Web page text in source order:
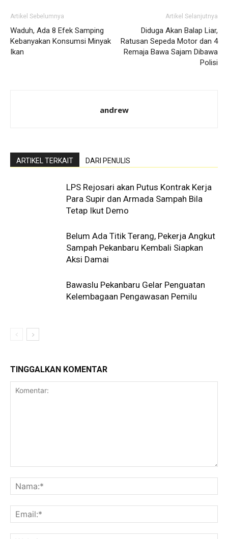
Artikel Sebelumnya
Waduh, Ada 8 Efek Samping
Kebanyakan Konsumsi Minyak
Ikan
Artikel Selanjutnya
Diduga Akan Balap Liar,
Ratusan Sepeda Motor dan 4
Remaja Bawa Sajam Dibawa
Polisi
andrew
ARTIKEL TERKAIT DARI PENULIS
LPS Rejosari akan Putus Kontrak Kerja
Para Supir dan Armada Sampah Bila
Tetap Ikut Demo
Belum Ada Titik Terang, Pekerja Angkut
Sampah Pekanbaru Kembali Siapkan
Aksi Damai
Bawaslu Pekanbaru Gelar Penguatan
Kelembagaan Pengawasan Pemilu
TINGGALKAN KOMENTAR